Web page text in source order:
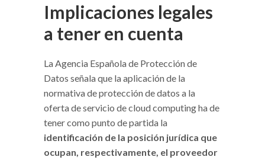
Implicaciones legales
a tener en cuenta
La Agencia Española de Protección de
Datos señala que la aplicación de la
normativa de protección de datos a la
oferta de servicio de cloud computing ha de
tener como punto de partida la
identificación de la posición jurídica que
ocupan, respectivamente, el proveedor